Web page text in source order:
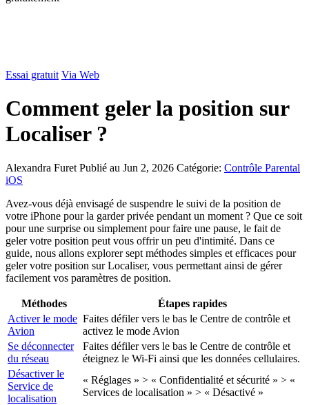
Essai gratuit Via Web
Comment geler la position sur
Localiser ?
Alexandra Furet Publié au Jun 2, 2026 Catégorie: Contrôle Parental
iOS
Avez-vous déjà envisagé de suspendre le suivi de la position de
votre iPhone pour la garder privée pendant un moment ? Que ce soit
pour une surprise ou simplement pour faire une pause, le fait de
geler votre position peut vous offrir un peu d'intimité. Dans ce
guide, nous allons explorer sept méthodes simples et efficaces pour
geler votre position sur Localiser, vous permettant ainsi de gérer
facilement vos paramètres de position.
Méthodes
Étapes rapides
Activer le mode
Avion
Faites défiler vers le bas le Centre de contrôle et
activez le mode Avion
Se déconnecter
du réseau
Faites défiler vers le bas le Centre de contrôle et
éteignez le Wi-Fi ainsi que les données cellulaires.
Désactiver le
Service de
localisation
« Réglages » > « Confidentialité et sécurité » > «
Services de localisation » > « Désactivé »